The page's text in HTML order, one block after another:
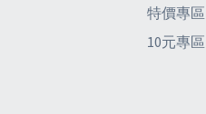
特價專區
10元專區